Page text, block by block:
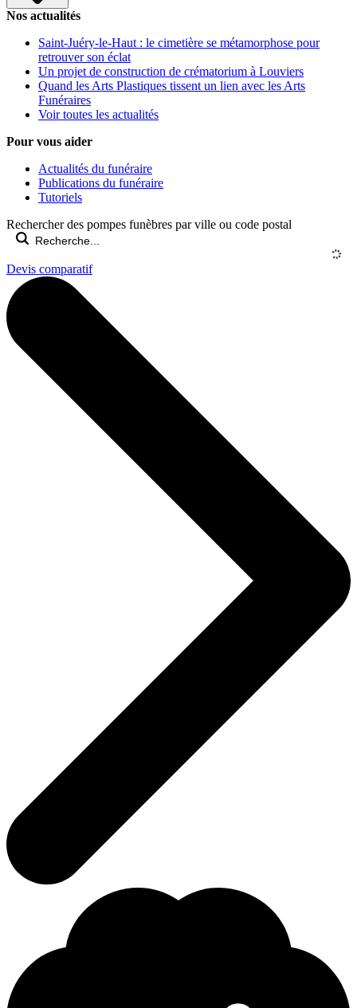
Nos actualités
Saint-Juéry-le-Haut : le cimetière se métamorphose pour
retrouver son éclat
Un projet de construction de crématorium à Louviers
Quand les Arts Plastiques tissent un lien avec les Arts
Funéraires
Voir toutes les actualités
Pour vous aider
Actualités du funéraire
Publications du funéraire
Tutoriels
Rechercher des pompes funèbres par ville ou code postal
Devis comparatif